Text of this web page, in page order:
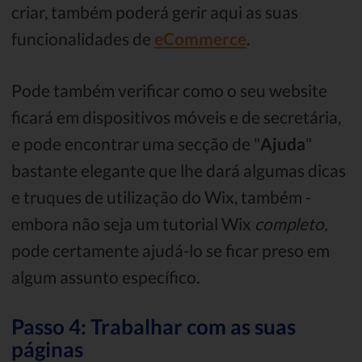
criar, também poderá gerir aqui as suas
funcionalidades de eCommerce
Pode também verificar como o seu website
ficará em dispositivos móveis e de secretária,
e pode encontrar uma secção de "Ajuda"
bastante elegante que lhe dará algumas dicas
e truques de utilização do Wix, também -
embora não seja um tutorial Wix completo,
pode certamente ajudá-lo se ficar preso em
algum assunto específico.
Passo 4: Trabalhar com as suas
páginas